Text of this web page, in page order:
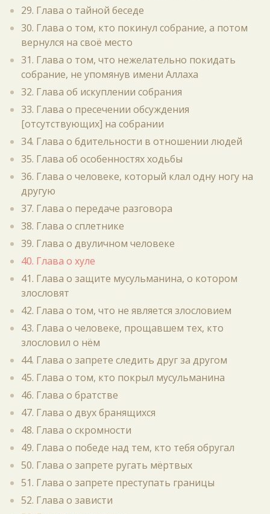
29. Глава о тайной беседе
30. Глава о том, кто покинул собрание, а потом
вернулся на своё место
31. Глава о том, что нежелательно покидать
собрание, не упомянув имени Аллаха
32. Глава об искуплении собрания
33. Глава о пресечении обсуждения
[отсутствующих] на собрании
34. Глава о бдительности в отношении людей
35. Глава об особенностях ходьбы
36. Глава о человеке, который клал одну ногу на
другую
37. Глава о передаче разговора
38. Глава о сплетнике
39. Глава о двуличном человеке
40. Глава о хуле
41. Глава о защите мусульманина, о котором
злословят
42. Глава о том, что не является злословием
43. Глава о человеке, прощавшем тех, кто
злословил о нём
44. Глава о запрете следить друг за другом
45. Глава о том, кто покрыл мусульманина
46. Глава о братстве
47. Глава о двух бранящихся
48. Глава о скромности
49. Глава о победе над тем, кто тебя обругал
50. Глава о запрете ругать мёртвых
51. Глава о запрете преступать границы
52. Глава о зависти